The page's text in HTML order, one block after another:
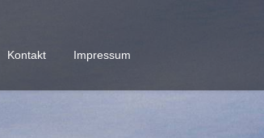
Kontakt Impressum